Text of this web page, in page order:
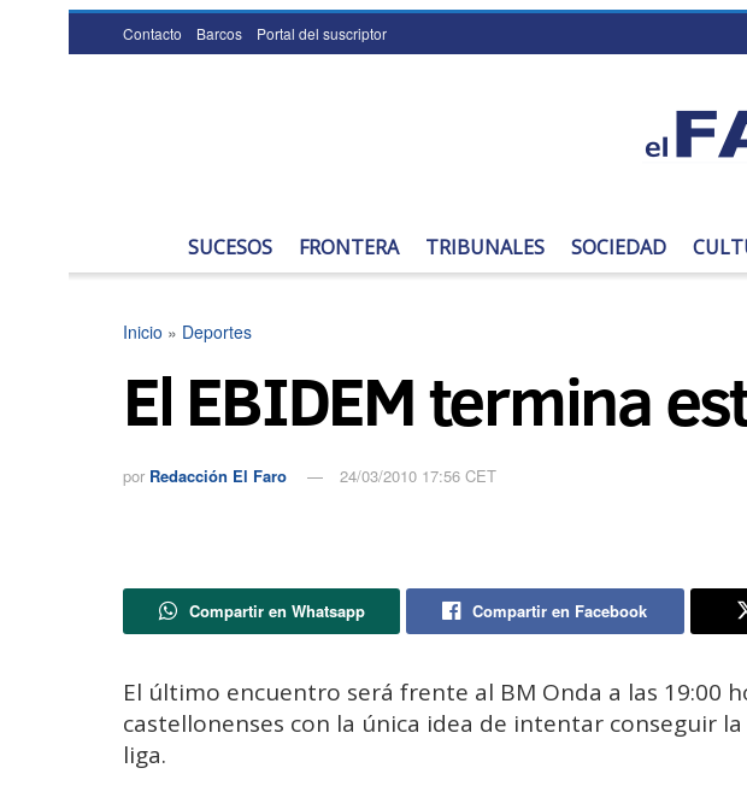
Contacto Barcos Portal del suscriptor
SUCESOS FRONTERA TRIBUNALES SOCIEDAD
Inicio » Deportes
El EBIDEM termina
por Redacción El Faro 24/03/2010 17:56 CET
Compartir en Whatsapp Compartir en Facebook
El último encuentro será frente al BM Onda a las 19:00
castellonenses con la única idea de intentar conseguir
liga.